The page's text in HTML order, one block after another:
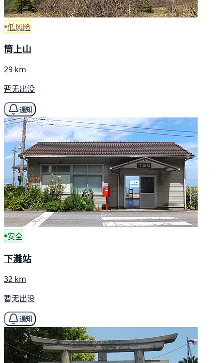
低风险
筒上山
29 km
暂无出没
通知
安全
下灘站
32 km
暂无出没
通知